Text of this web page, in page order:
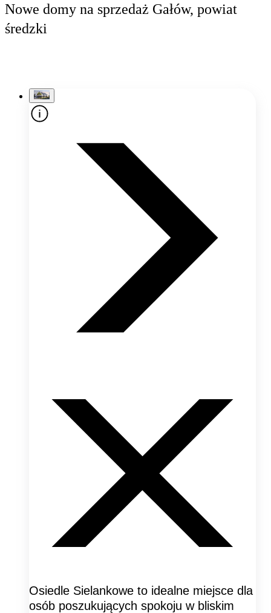
Nowe domy na sprzedaż Gałów, powiat
średzki
Osiedle Sielankowe to idealne miejsce dla
osób poszukujących spokoju w bliskim